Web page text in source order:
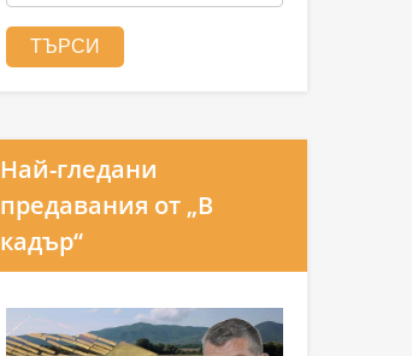
Най-гледани
предавания от „В
кадър“